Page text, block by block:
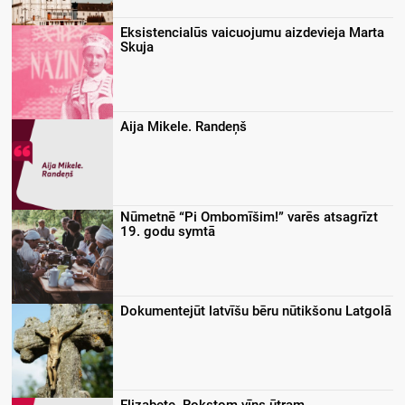
Eksistencialūs vaicuojumu aizdevieja Marta
Skuja
Aija Mikele. Randeņš
Nūmetnē “Pi Ombomīšim!” varēs atsagrīzt
19. godu symtā
Dokumentejūt latvīšu bēru nūtikšonu Latgolā